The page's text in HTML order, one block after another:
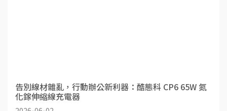
告別線材雜亂，行動辦公新利器：酷態科 CP6 65W 氮
化鎵伸縮線充電器